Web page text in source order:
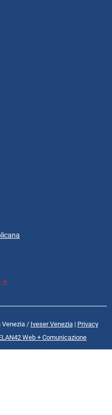
Venezia / Iveser Venezia| Privacy
Web + Comunicazione